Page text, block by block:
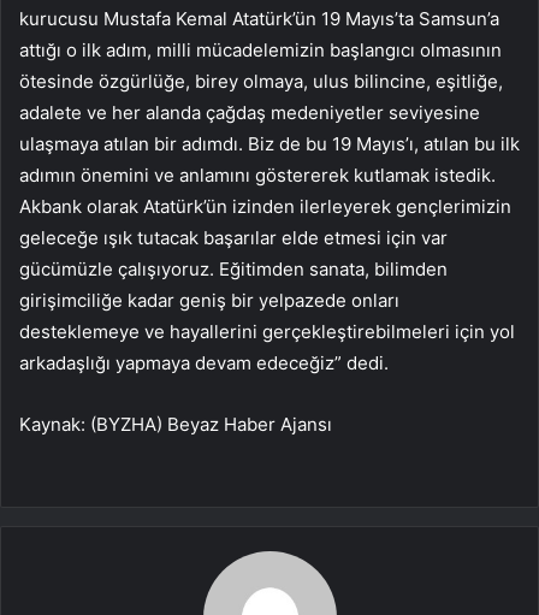
kurucusu Mustafa Kemal Atatürk’ün 19 Mayıs’ta Samsun’a
attığı o ilk adım, milli mücadelemizin başlangıcı olmasının
ötesinde özgürlüğe, birey olmaya, ulus bilincine, eşitliğe,
adalete ve her alanda çağdaş medeniyetler seviyesine
ulaşmaya atılan bir adımdı. Biz de bu 19 Mayıs’ı, atılan bu ilk
adımın önemini ve anlamını göstererek kutlamak istedik.
Akbank olarak Atatürk’ün izinden ilerleyerek gençlerimizin
geleceğe ışık tutacak başarılar elde etmesi için var
gücümüzle çalışıyoruz. Eğitimden sanata, bilimden
girişimciliğe kadar geniş bir yelpazede onları
desteklemeye ve hayallerini gerçekleştirebilmeleri için yol
arkadaşlığı yapmaya devam edeceğiz” dedi.
Kaynak: (BYZHA) Beyaz Haber Ajansı